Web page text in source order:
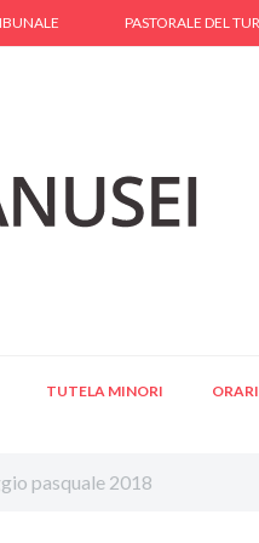
PASTORALE DEL
TUTELA MINORI
pasquale 2018